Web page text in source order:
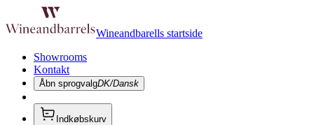
Wineandbarells startside
Showrooms
Kontakt
Åbn sprogvalgDK/Dansk
Indkøbskurv